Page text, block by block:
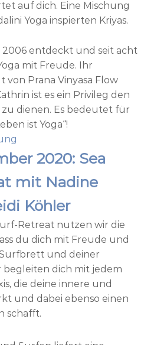
auf dich. Eine Mischung
Yoga inspierten Kriyas.
2006 entdeckt und seit acht
mit Freude. Ihr
Prana Vinyasa Flow
ist es ein Privileg den
dienen. Es bedeutet für
ist Yoga“!
2020: Sea
mit Nadine
Köhler
Retreat nutzen wir die
du dich mit Freude und
und deiner
begleiten dich mit jedem
die deine innere und
und dabei ebenso einen
schafft.